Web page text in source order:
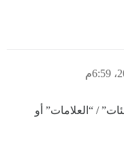
/ “العلامات” أو